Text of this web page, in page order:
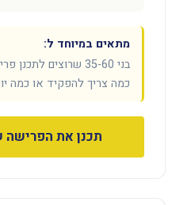
מתאים במיוחד ל:
בני 35-60 שרוצים
כמה צריך להפקיד או כמה
תכנן את הפרישה